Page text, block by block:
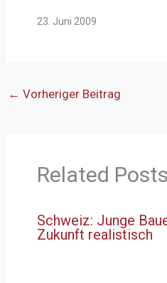
23. Juni 2009
← Vorheriger Beitrag
Related Posts
Schweiz: Junge
Zukunft realistisch